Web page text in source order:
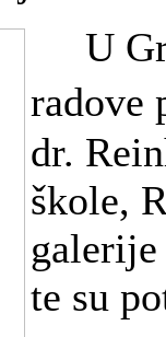
U
radove
dr.
škole,
te su